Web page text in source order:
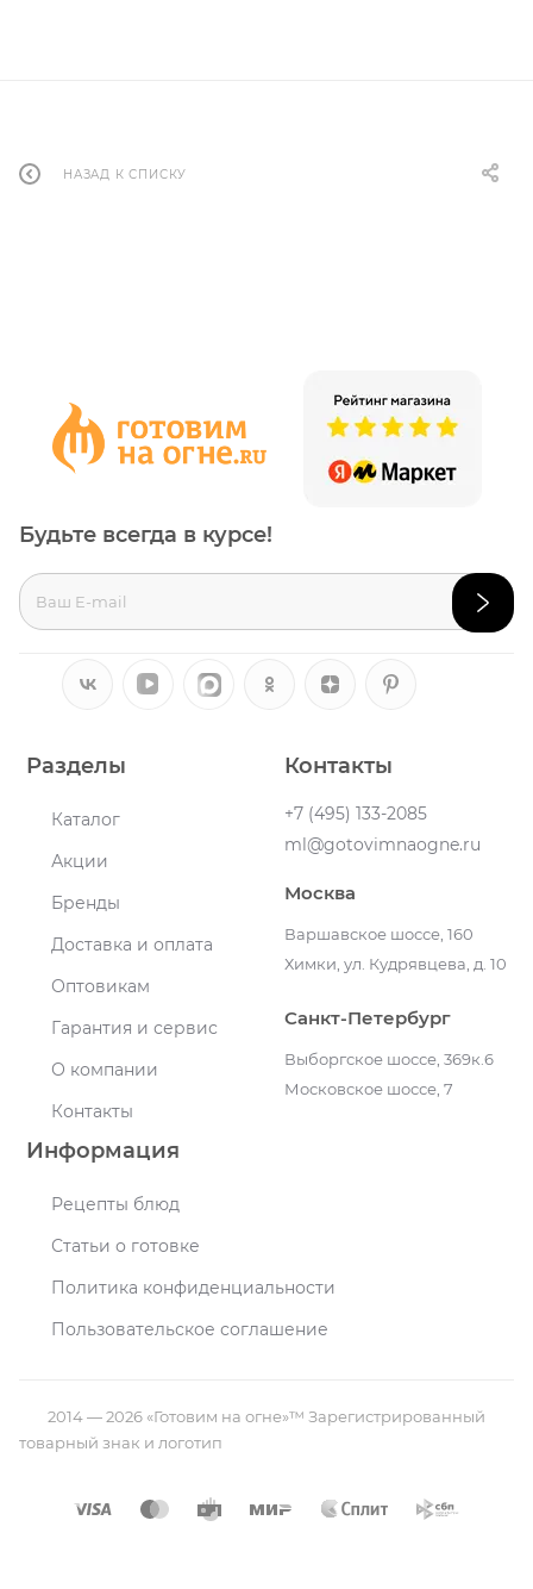
НАЗАД К СПИСКУ
Разделы
Каталог
Акции
Бренды
Доставка и оплата
Оптовикам
Гарантия и сервис
О компании
Контакты
Информация
Рецепты блюд
Статьи о готовке
Политика конфиденциальности
Пользовательское соглашение
Контакты
+7 (495) 133-2085
ml@gotovimnaogne.ru
Москва
Варшавское шоссе, 160
Химки, ул. Кудрявцева, д. 10
Санкт-Петербург
Выборгское шоссе, 369к.6
Московское шоссе, 7
Будьте всегда в курсе!
2014 — 2026 «Готовим на огне»™ Зарегистрированный
товарный знак и логотип